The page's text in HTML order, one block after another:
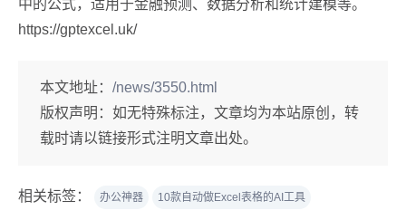
中的公式，适用于金融预测、数据分析和统计建模等。
https://gptexcel.uk/
本文地址： /news/3550.html
版权声明： 如无特殊标注，文章均为本站原创，转
载时请以链接形式注明文章出处。
相关标签： 办公神器 10款自动做Excel表格的AI工具